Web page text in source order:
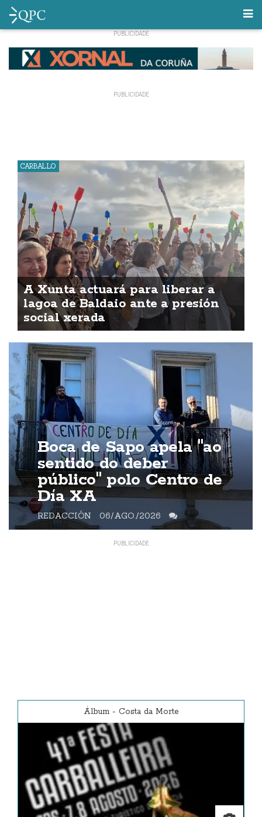
CARBALLO
A Xunta actuará para liberar a
lagoa de Baldaio ante a presión
social xerada
Boca de Sapo apela "ao
sentido do deber
público" polo Centro de
Día XA
REDACCIÓN 06/AGO./2026
Álbum - Costa da Morte